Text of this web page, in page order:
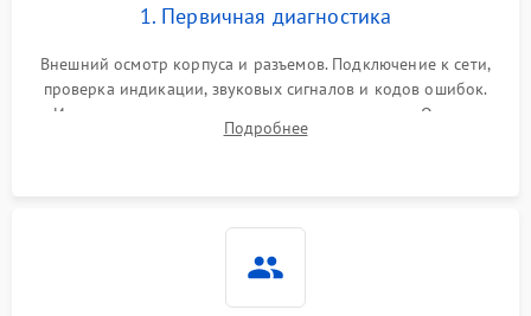
1. Первичная диагностика
Внешний осмотр корпуса и разъемов. Подключение к сети,
проверка индикации, звуковых сигналов и кодов ошибок.
Измерение входного и выходного напряжения. Оценка
реакции ИБП на отключение основного питания без
Подробнее